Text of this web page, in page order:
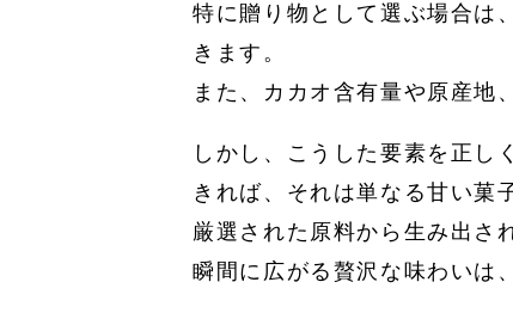
特に贈り物として選ぶ場合は
きます。
また、カカオ含有量や原産地
しかし、こうした要素を正し
きれば、それは単なる甘い菓
厳選された原料から生み出さ
瞬間に広がる贅沢な味わいは